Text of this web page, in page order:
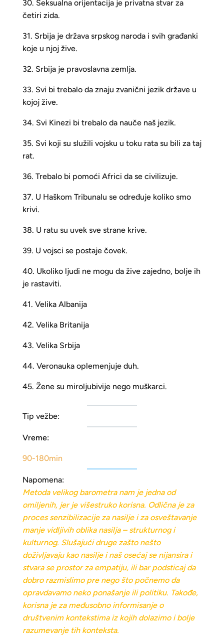
30. Seksualna orijentacija je privatna stvar za
četiri zida.
31. Srbija je država srpskog naroda i svih građanki
koje u njoj žive.
32. Srbija je pravoslavna zemlja.
33. Svi bi trebalo da znaju zvanični jezik države u
kojoj žive.
34. Svi Kinezi bi trebalo da nauče naš jezik.
35. Svi koji su služili vojsku u toku rata su bili za taj
rat.
36. Trebalo bi pomoći Africi da se civilizuje.
37. U Haškom Tribunalu se određuje koliko smo
krivi.
38. U ratu su uvek sve strane krive.
39. U vojsci se postaje čovek.
40. Ukoliko ljudi ne mogu da žive zajedno, bolje ih
je rastaviti.
41. Velika Albanija
42. Velika Britanija
43. Velika Srbija
44. Veronauka oplemenjuje duh.
45. Žene su miroljubivije nego muškarci.
Tip vežbe:
Vreme:
90-180min
Napomena:
Metoda velikog barometra nam je jedna od
omiljenih, jer je višestruko korisna. Odlična jeza
proces senzibilizacije za nasilje i za osveštavanje
manje vidljivih oblika nasilja – strukturnog i
kulturnog. Slušajući druge zašto nešto
doživljavaju kao nasilje i naš osećaj se nijansira i
stvara se prostor za empatiju, ili bar podsticaj da
dobro razmislimo pre nego što počnemo da
opravdavamo neko ponašanje ili politiku. Takođe,
korisna je za međusobno informisanje o
društvenim kontekstima iz kojih dolazimo i bolje
razumevanje tih konteksta.